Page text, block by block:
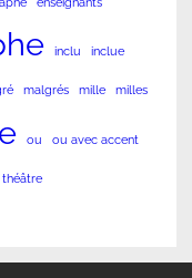
inclu inclue
malgrés mille milles
ou ou avec accent
théâtre